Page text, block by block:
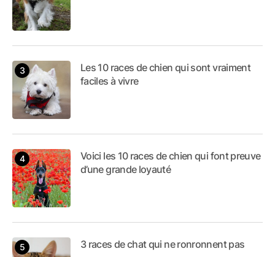
Les 10 races de chien qui sont vraiment
faciles à vivre
Voici les 10 races de chien qui font preuve
d’une grande loyauté
3 races de chat qui ne ronronnent pas